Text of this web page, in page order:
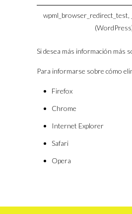
wpml_browser_redirect_test,
Si desea más información más
Para informarse sobre cómo
Firefox
Chrome
Internet Explorer
Safari
Opera